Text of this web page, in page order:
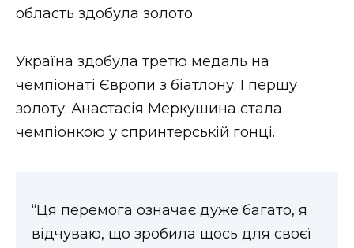
ЗАКАРПАТСЬКІ НОВИНИ
НОВИНИ ЗАХІДНОЇ УКРАЇНИ
ВІДЕО
область здобула золото.
Україна здобула третю медаль на
чемпіонаті Європи з біатлону. І першу
золоту: Анастасія Меркушина стала
чемпіонкою у спринтерській гонці.
“Ця перемога означає дуже багато, я
відчуваю, що зробила щось для своєї